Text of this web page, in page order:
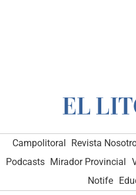
Campolitoral Revista
Podcasts Mirador Provincial
Notife